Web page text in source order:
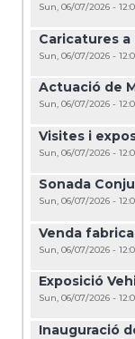
Sun, 06/07/2026 -
Caricatures
Sun, 06/07/2026 -
Actuació de
Sun, 06/07/2026 -
Visites i
Sun, 06/07/2026 -
Sonada
Sun, 06/07/2026 -
Venda
Sun, 06/07/2026 -
Exposició
Sun, 06/07/2026 -
Inauguració